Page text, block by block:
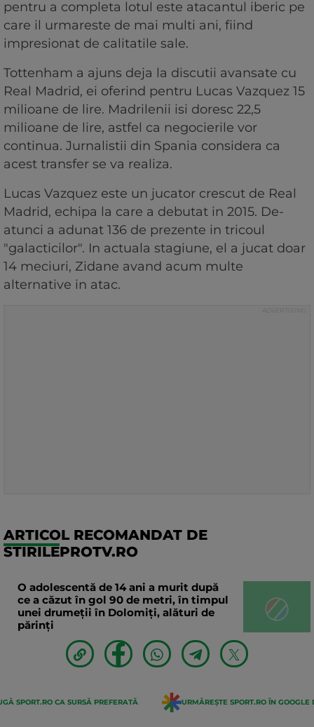
pentru a completa lotul este atacantul iberic pe
care il urmareste de mai multi ani, fiind
impresionat de calitatile sale.
Tottenham a ajuns deja la discutii avansate cu
Real Madrid, ei oferind pentru Lucas Vazquez 15
milioane de lire. Madrilenii isi doresc 22,5
milioane de lire, astfel ca negocierile vor
continua. Jurnalistii din Spania considera ca
acest transfer se va realiza.
Lucas Vazquez este un jucator crescut de Real
Madrid, echipa la care a debutat in 2015. De-
atunci a adunat 136 de prezente in tricoul
"galacticilor". In actuala stagiune, el a jucat doar
14 meciuri, Zidane avand acum multe
alternative in atac.
ARTICOL RECOMANDAT DE
STIRILEPROTV.RO
O adolescentă de 14 ani a murit după
ce a căzut în gol 90 de metri, în timpul
unei drumeții în Dolomiți, alături de
părinți
SPORT.RO CA SURSĂ PREFERATĂ URMĂREȘTE SPORT.RO ÎN GOOGLE